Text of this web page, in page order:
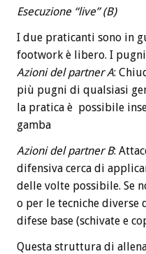
Esecuzione “live” (B)
I due praticanti sono in
footwork è libero. I
Azioni del partner A:
più pugni di qualsiasi
la pratica è possibile
gamba
Azioni del partner B:
difensiva cerca di
delle volte possibile. Se
o per le tecniche
difese base (schivate e
Questa struttura di